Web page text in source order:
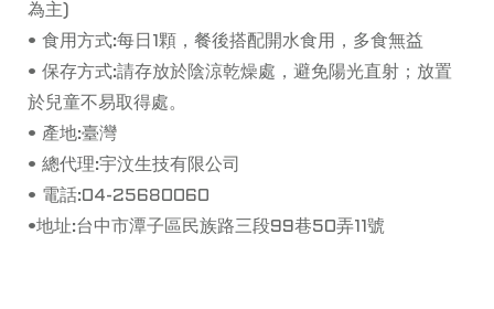
為主)
• 食用方式:每日1顆，餐後搭配開水食用，多食無益
• 保存方式:請存放於陰涼乾燥處，避免陽光直射；放置
於兒童不易取得處。
• 產地:臺灣
• 總代理:宇汶生技有限公司
• 電話:04-25680060
•地址:台中市潭子區民族路三段99巷50弄11號